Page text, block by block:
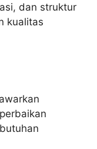
dan struktur
kualitas